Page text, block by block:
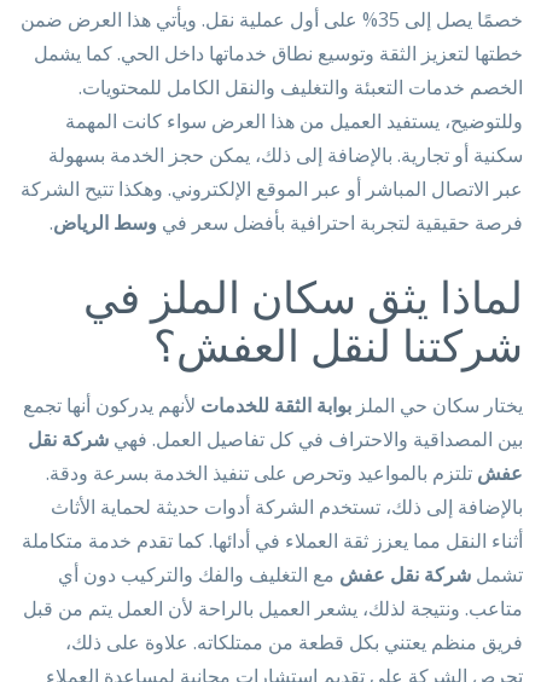
خصمًا يصل إلى 35% على أول عملية نقل. ويأتي هذا العرض ضمن
خطتها لتعزيز الثقة وتوسيع نطاق خدماتها داخل الحي. كما يشمل
الخصم خدمات التعبئة والتغليف والنقل الكامل للمحتويات.
وللتوضيح، يستفيد العميل من هذا العرض سواء كانت المهمة
سكنية أو تجارية. بالإضافة إلى ذلك، يمكن حجز الخدمة بسهولة
عبر الاتصال المباشر أو عبر الموقع الإلكتروني. وهكذا تتيح الشركة
فرصة حقيقية لتجربة احترافية بأفضل سعر في وسط الرياض.
لماذا يثق سكان الملز في
شركتنا لنقل العفش؟
يختار سكان حي الملز بوابة الثقة للخدمات لأنهم يدركون أنها تجمع
بين المصداقية والاحتراف في كل تفاصيل العمل. فهي شركة نقل
عفش تلتزم بالمواعيد وتحرص على تنفيذ الخدمة بسرعة ودقة.
بالإضافة إلى ذلك، تستخدم الشركة أدوات حديثة لحماية الأثاث
أثناء النقل مما يعزز ثقة العملاء في أدائها. كما تقدم خدمة متكاملة
تشمل شركة نقل عفش مع التغليف والفك والتركيب دون أي
متاعب. ونتيجة لذلك، يشعر العميل بالراحة لأن العمل يتم من قبل
فريق منظم يعتني بكل قطعة من ممتلكاته. علاوة على ذلك،
تحرص الشركة على تقديم استشارات مجانية لمساعدة العملاء